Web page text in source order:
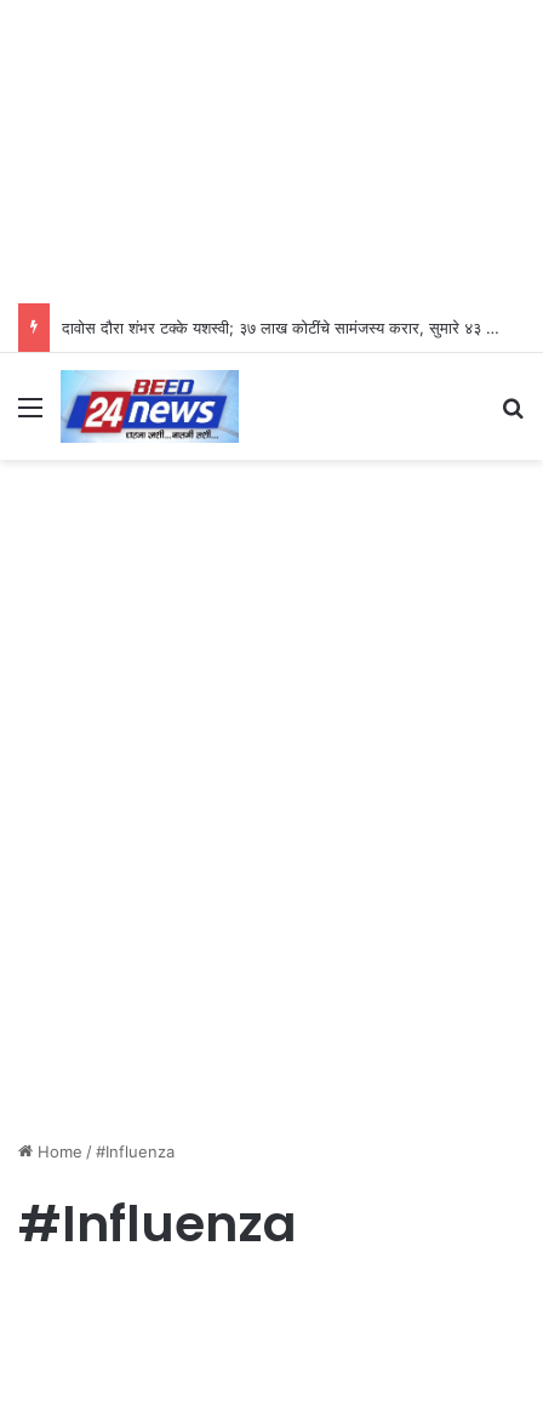
दावोस दौरा शंभर टक्के यशस्वी; ३७ लाख कोटींचे सामंजस्य करार, सुमारे ४३ लाख रोजगारनिर्मिती – उद्योगमंत्री डॉ. उदय सामंत
Menu
Home /#Influenza
#Influenza